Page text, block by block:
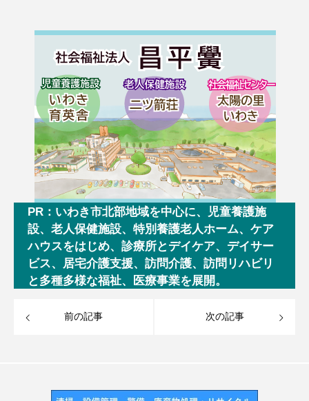
PR：いわき市北部地域を中心に、児童養護施
設、老人保健施設、特別養護老人ホーム、ケア
ハウスをはじめ、診療所とデイケア、デイサー
ビス、居宅介護支援、訪問介護、訪問リハビリ
と多種多様な福祉、医療事業を展開。
前の記事 次の記事